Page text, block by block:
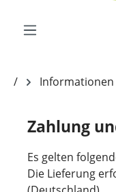
/ Informationen
Zahlung
Es gelten
Die Lieferung